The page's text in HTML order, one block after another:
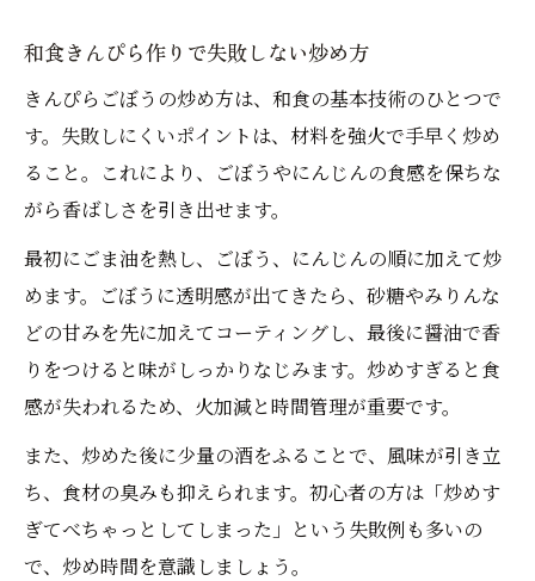
和食きんぴら作りで失敗しない炒め方
きんぴらごぼうの炒め方は、和食の基本技術のひとつで
す。失敗しにくいポイントは、材料を強火で手早く炒め
ること。これにより、ごぼうやにんじんの食感を保ちな
がら香ばしさを引き出せます。
最初にごま油を熱し、ごぼう、にんじんの順に加えて炒
めます。ごぼうに透明感が出てきたら、砂糖やみりんな
どの甘みを先に加えてコーティングし、最後に醤油で香
りをつけると味がしっかりなじみます。炒めすぎると食
感が失われるため、火加減と時間管理が重要です。
また、炒めた後に少量の酒をふることで、風味が引き立
ち、食材の臭みも抑えられます。初心者の方は「炒めす
ぎてべちゃっとしてしまった」という失敗例も多いの
で、炒め時間を意識しましょう。